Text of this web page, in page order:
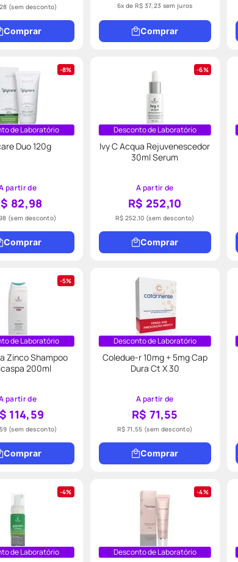
(sem desconto)
Comprar
6x de R$ 37,23 sem juros
Comprar
8%
de Laboratório
Duo 120g
partir de
82,98
(sem desconto)
Comprar
6%
Desconto de Laboratório
Ivy C Acqua Rejuvenescedor
30ml Serum
A partir de
R$ 252,10
R$ 252,10 (sem desconto)
Comprar
5%
de Laboratório
Zinco Shampoo
200ml
partir de
114,59
(sem desconto)
Comprar
Desconto de Laboratório
Coledue-r 10mg + 5mg Cap
Dura Ct X 30
A partir de
R$ 71,55
R$ 71,55 (sem desconto)
Comprar
4%
de Laboratório
4%
Desconto de Laboratório